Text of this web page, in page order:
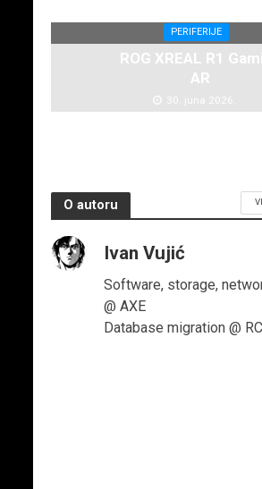
PERIFERIJE
ROG XREAL R1
AR
30. juna 2026.
O autoru
Ivan Vujić
Software, storage,
@ AXE
Database migration @